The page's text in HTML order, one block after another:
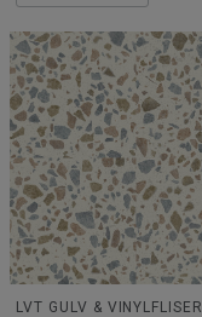
LVT GULV & VINYLFLISER